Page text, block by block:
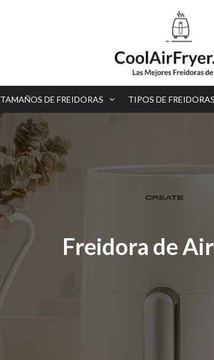
TAMAÑOS DE FREIDORAS TIPOS DE
Freidora de